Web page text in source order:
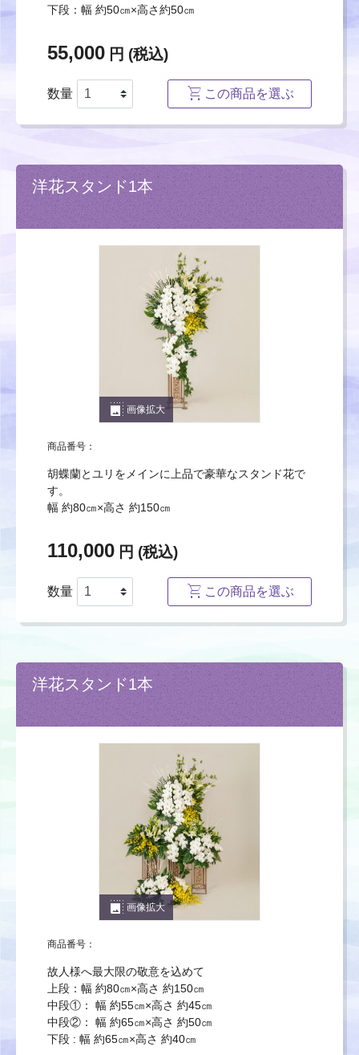
下段：幅 約50㎝×高さ約50㎝
55,000 円 (税込)
数量 この商品を選ぶ
洋花スタンド1本
photo_size_select_large 画像拡大
商品番号：
胡蝶蘭とユリをメインに上品で豪華なスタンド花で
す。
幅 約80㎝×高さ 約150㎝
110,000 円 (税込)
数量 この商品を選ぶ
洋花スタンド1本
photo_size_select_large 画像拡大
商品番号：
故人様へ最大限の敬意を込めて
上段：幅 約80㎝×高さ 約150㎝
中段①： 幅 約55㎝×高さ 約45㎝
中段②： 幅 約65㎝×高さ 約50㎝
下段 : 幅 約65㎝×高さ 約40㎝